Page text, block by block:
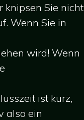
knipsen Sie nicht
Wenn Sie in
wird! Wenn
ist kurz,
also ein